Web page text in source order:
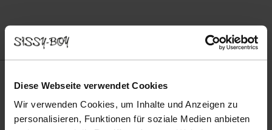
Diese Webseite verwendet Cookies
Wir verwenden Cookies, um Inhalte und Anzeigen zu
personalisieren, Funktionen für soziale Medien anbieten
- 50% FAST AUSVERKAUFT!
Taschen-Charm Resin-Herzen - rosa